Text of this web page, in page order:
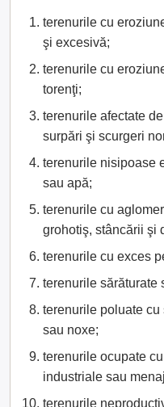
terenurile cu
şi excesivă;
terenurile cu
torenţi;
terenurile afectate
surpări şi scurgeri
terenurile nisipoase
sau apă;
terenurile cu
grohotiş, stâncării şi
terenurile cu exces
terenurile sărăturate
terenurile poluate
sau noxe;
terenurile ocupate
industriale sau
terenurile